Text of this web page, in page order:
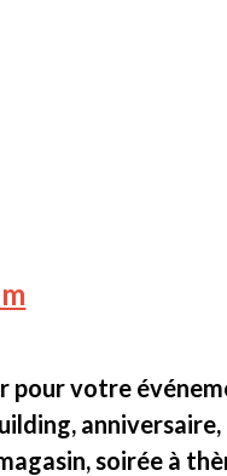
votre
soirée à